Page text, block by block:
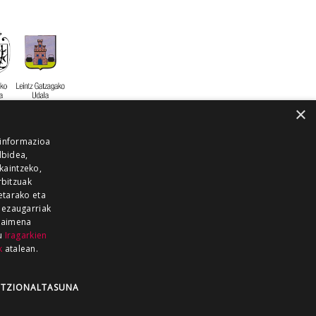
GUKA
GUKA ZUMAIA GUKA
×
eta
Iragarkien
atalean.